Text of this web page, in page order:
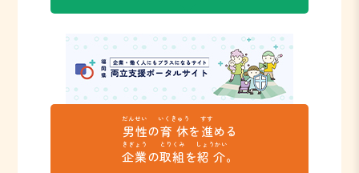
男性
だんせい
の育休
いくきゅう
を進
すす
める
企業
きぎょう
の取組
とりくみ
を紹介
しょうかい
。